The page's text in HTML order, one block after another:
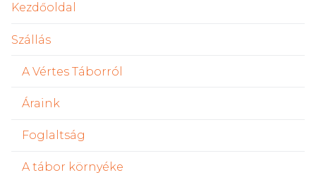
Kezdőoldal
Szállás
A Vértes Táborról
Áraink
Foglaltság
A tábor környéke